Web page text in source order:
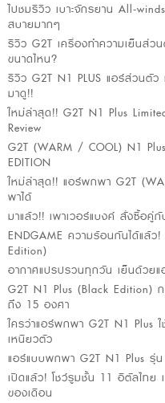
ไปชมรีวิว เบาะจักรยาน All-
สบายมากๆ
รีวิว G2T เครื่องทำความเย็นส่ว
ขนาดไหน?
รีวิว G2T N1 PLUS แอร์ส่วนตัว
มาดู!!
ใหม่ล่าสุด!! G2T N1 Plus
Review
G2T (WARM / COOL) N1
EDITION
ใหม่ล่าสุด!! แอร์พกพา G2T
พาได้
มาแล้ว!! เพาเวอร์แบงค์ สั่งซื้อคู่
ENDGAME ความร้อนกันได้แล้
Edition)
อากาศแปรปรวนทุกวัน เย็นด้วย
G2T N1 Plus (Black
ถึง 15 องศา
ใครว่าแอร์พกพา G2T N1 Plus
เหนียวตัว
แอร์แบบพกพา G2T N1 Plus รุ่
เปิดแล้ว! โชว์รูมชั้น 11 อิตัลไทย
ของเดือน